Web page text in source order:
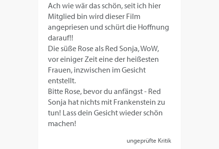
Ach wie wär das schön, seit ich hier
Mitglied bin wird dieser Film
angepriesen und schürt die Hoffnung
darauf!!
Die süße Rose als Red Sonja, WoW,
vor einiger Zeit eine der heißesten
Frauen, inzwischen im Gesicht
entstellt.
Bitte Rose, bevor du anfängst - Red
Sonja hat nichts mit Frankenstein zu
tun! Lass dein Gesicht wieder schön
machen!
ungeprüfte Kritik